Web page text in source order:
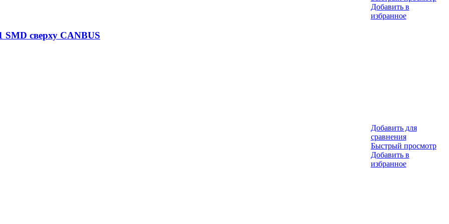
Добавить в
избранное
сверху CANBUS
Добавить для
сравнения
Быстрый просмотр
Добавить в
избранное